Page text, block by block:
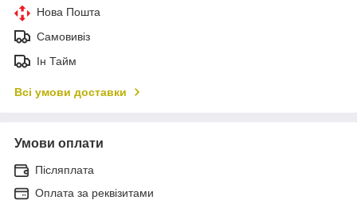
Нова Пошта
Самовивіз
Ін Тайм
Всі умови доставки
Умови оплати
Післяплата
Оплата за реквізитами